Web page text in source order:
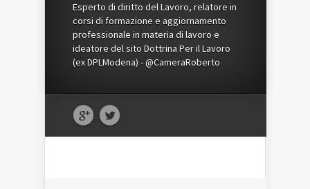
Esperto di diritto del Lavoro, relatore in
corsi di formazione e aggiornamento
professionale in materia di lavoro e
ideatore del sito Dottrina Per il Lavoro
(ex DPLModena) - @CameraRoberto